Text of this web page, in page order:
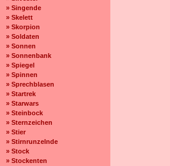
» Singende
» Skelett
» Skorpion
» Soldaten
» Sonnen
» Sonnenbank
» Spiegel
» Spinnen
» Sprechblasen
» Startrek
» Starwars
» Steinbock
» Sternzeichen
» Stier
» Stirnrunzelnde
» Stock
» Stockenten